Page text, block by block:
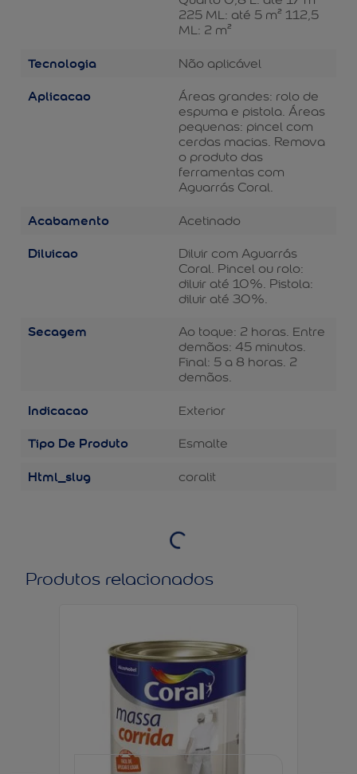
225 ML: até 5 m² 112,5
ML: 2 m²
Tecnologia Não aplicável
Aplicacao
Áreas grandes: rolo de
espuma e pistola. Áreas
pequenas: pincel com
cerdas macias. Remova
o produto das
ferramentas com
Aguarrás Coral.
Acabamento Acetinado
Diluicao
Diluir com Aguarrás
Coral. Pincel ou rolo:
diluir até 10%. Pistola:
diluir até 30%.
Secagem
Ao toque: 2 horas. Entre
demãos: 45 minutos.
Final: 5 a 8 horas. 2
demãos.
Indicacao Exterior
Tipo De Produto Esmalte
Html_slug coralit
Produtos relacionados